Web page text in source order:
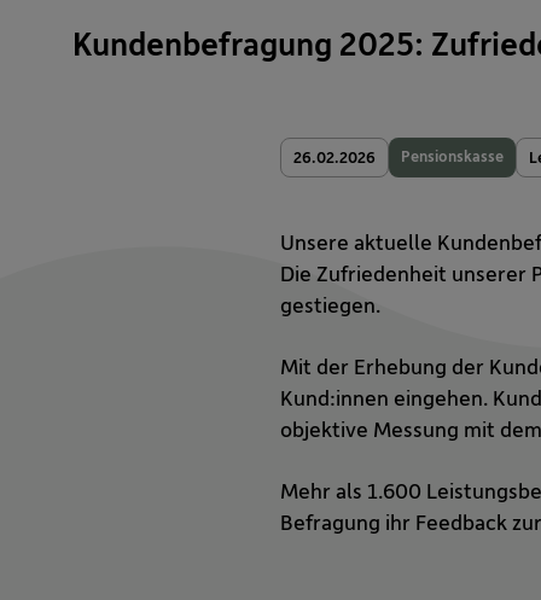
Kundenbefragung 2025:
26.02.2026 Pensionskasse
Unsere aktuelle
Die Zufriedenheit unserer
gestiegen.
Mit der Erhebung der
Kund:innen eingehen.
objektive Messung mit
Mehr als 1.600
Befragung ihr Feedback